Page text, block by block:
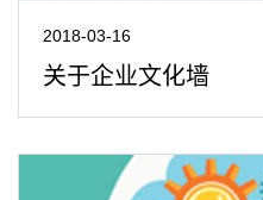
2018-03-16
关于企业文化墙